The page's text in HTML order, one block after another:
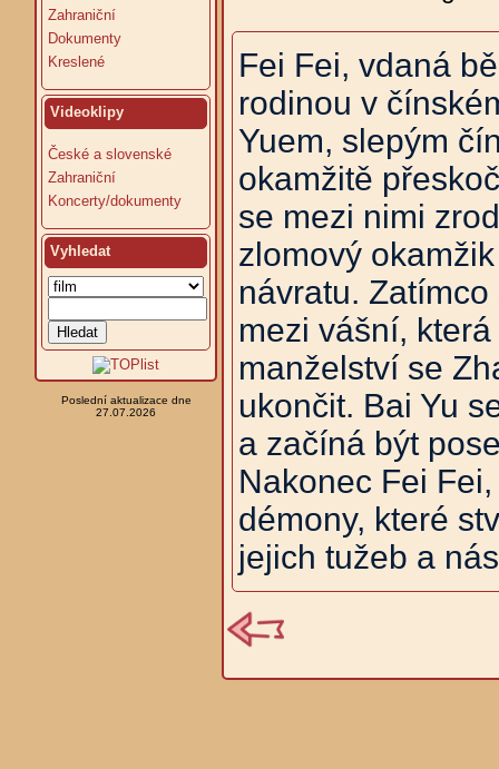
Zahraniční
Dokumenty
Kreslené
Videoklipy
České a slovenské
Zahraniční
Koncerty/dokumenty
Vyhledat
Poslední aktualizace dne
27.07.2026
Fei Fei, vdaná
rodinou v
Yuem, slepým
okamžitě
se mezi nimi
zlomový
návratu.
mezi vášní,
manželství se
ukončit. Bai Yu
a začíná být
Nakonec Fei
démony, které
jejich tužeb a